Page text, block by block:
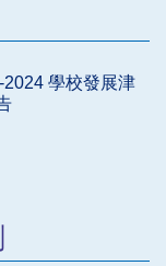
2024 學校發展津